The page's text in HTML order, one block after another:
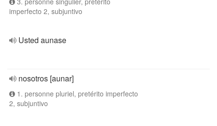
imperfecto 2, subjuntivo
Usted aunase
nosotros [aunar]
1. personne pluriel, pretérito imperfecto
2, subjuntivo